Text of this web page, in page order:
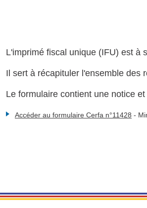
L'imprimé fiscal unique (IFU) est à
Il sert à récapituler l'ensemble des
Le formulaire contient une notice
Accéder au formulaire Cerfa n°11428 -